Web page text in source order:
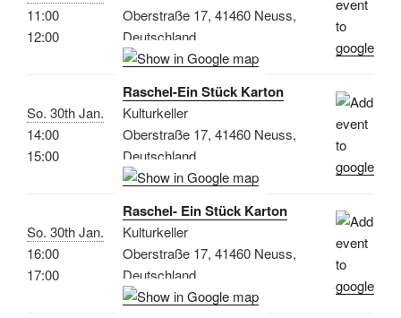
11:00
12:00
Oberstraße 17, 41460 Neuss,
Deutschland
So. 30th Jan.
14:00
15:00
Raschel-Ein Stück Karton
Kulturkeller
Oberstraße 17, 41460 Neuss,
Deutschland
So. 30th Jan.
16:00
17:00
Raschel- Ein Stück Karton
Kulturkeller
Oberstraße 17, 41460 Neuss,
Deutschland